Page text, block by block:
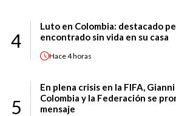
4
Luto en Colombia: destacado
encontrado sin vida en su casa
Hace4 horas
5
En plena crisis en la FIFA,
Colombia y la Federación se
mensaje